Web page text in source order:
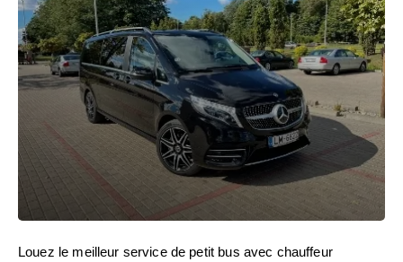
Louez le meilleur service de petit bus avec chauffeur